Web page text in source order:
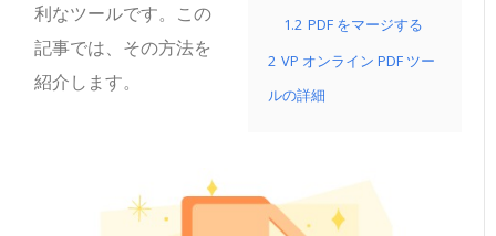
1.2 PDF をマージする
2 VP オンライン PDF ツー
ルの詳細
利なツールです。この
記事では、その方法を
紹介します。